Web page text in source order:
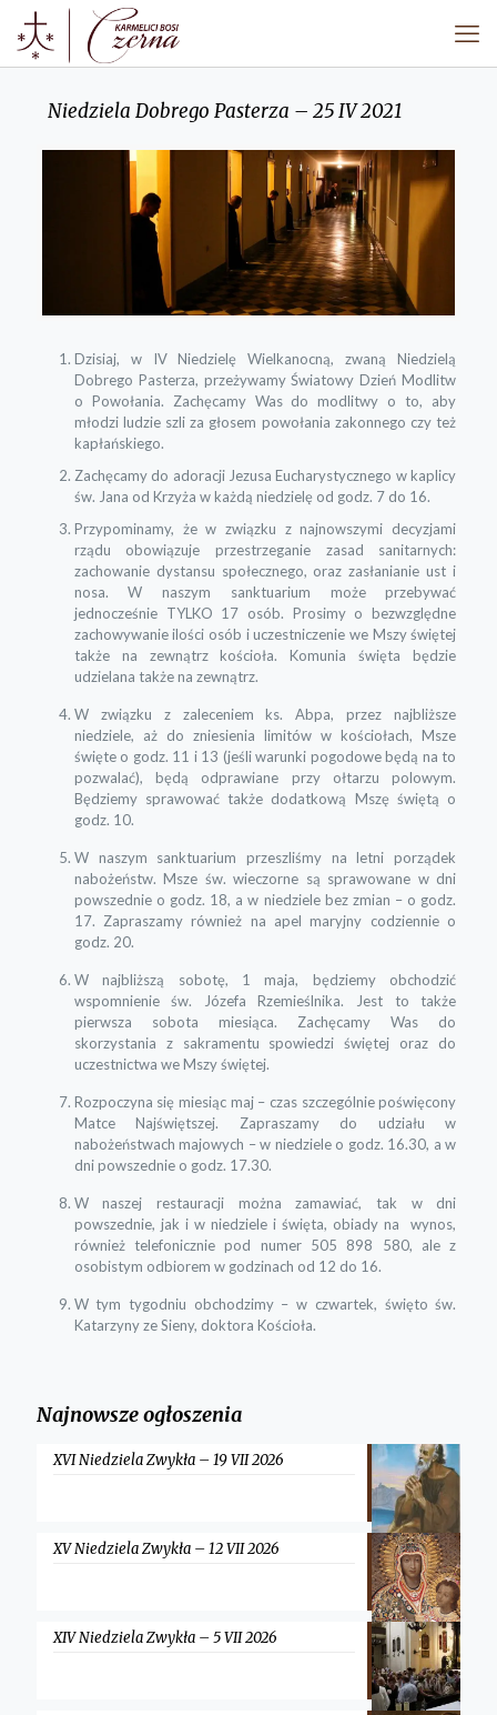
Niedziela Dobrego Pasterza – 25 IV 2021
Dzisiaj, w IV Niedzielę Wielkanocną, zwaną Niedzielą
Dobrego Pasterza, przeżywamy Światowy Dzień Modlitw
o Powołania. Zachęcamy Was do modlitwy o to, aby
młodzi ludzie szli za głosem powołania zakonnego czy też
kapłańskiego.
Zachęcamy do adoracji Jezusa Eucharystycznego w kaplicy
św. Jana od Krzyża w każdą niedzielę od godz. 7 do 16.
Przypominamy, że w związku z najnowszymi decyzjami
rządu obowiązuje przestrzeganie zasad sanitarnych:
zachowanie dystansu społecznego, oraz zasłanianie ust i
nosa. W naszym sanktuarium może przebywać
jednocześnie TYLKO 17 osób. Prosimy o bezwzględne
zachowywanie ilości osób i uczestniczenie we Mszy świętej
także na zewnątrz kościoła. Komunia święta będzie
udzielana także na zewnątrz.
W związku z zaleceniem ks. Abpa, przez najbliższe
niedziele, aż do zniesienia limitów w kościołach, Msze
święte o godz. 11 i 13 (jeśli warunki pogodowe będą na to
pozwalać), będą odprawiane przy ołtarzu polowym.
Będziemy sprawować także dodatkową Mszę świętą o
godz. 10.
W naszym sanktuarium przeszliśmy na letni porządek
nabożeństw. Msze św. wieczorne są sprawowane w dni
powszednie o godz. 18, a w niedziele bez zmian – o godz.
17. Zapraszamy również na apel maryjny codziennie o
godz. 20.
W najbliższą sobotę, 1 maja, będziemy obchodzić
wspomnienie św. Józefa Rzemieślnika. Jest to także
pierwsza sobota miesiąca. Zachęcamy Was do
skorzystania z sakramentu spowiedzi świętej oraz do
uczestnictwa we Mszy świętej.
Rozpoczyna się miesiąc maj – czas szczególnie poświęcony
Matce Najświętszej. Zapraszamy do udziału w
nabożeństwach majowych – w niedziele o godz. 16.30, a w
dni powszednie o godz. 17.30.
W naszej restauracji można zamawiać, tak w dni
powszednie, jak i w niedziele i święta, obiady na wynos,
również telefonicznie pod numer 505 898 580, ale z
osobistym odbiorem w godzinach od 12 do 16.
W tym tygodniu obchodzimy – w czwartek, święto św.
Katarzyny ze Sieny, doktora Kościoła.
Najnowsze ogłoszenia
XVI Niedziela Zwykła – 19 VII 2026
XV Niedziela Zwykła – 12 VII 2026
XIV Niedziela Zwykła – 5 VII 2026